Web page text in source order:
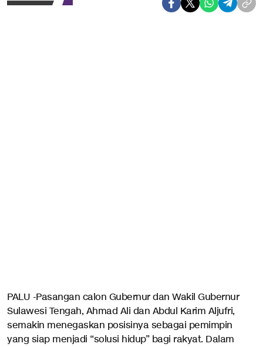
PALU -Pasangan calon Gubernur dan Wakil Gubernur
Sulawesi Tengah, Ahmad Ali dan Abdul Karim Aljufri,
semakin menegaskan posisinya sebagai pemimpin
yang siap menjadi “solusi hidup” bagi rakyat. Dalam